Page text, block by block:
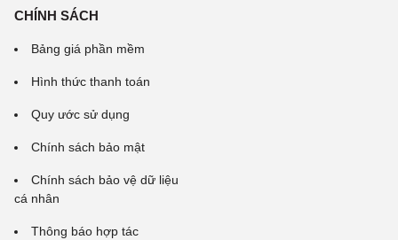
CHÍNH SÁCH
Bảng giá phần mềm
Hình thức thanh toán
Quy ước sử dụng
Chính sách bảo mật
Chính sách bảo vệ dữ liệu
cá nhân
Thông báo hợp tác